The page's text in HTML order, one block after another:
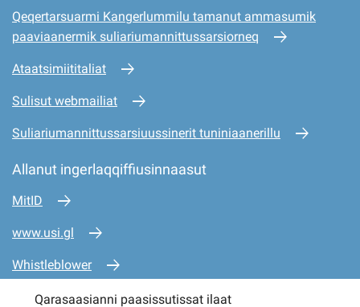
Qeqertarsuarmi Kangerlummilu tamanut ammasumik
paaviaanermik suliariumannittussarsiorneq
Ataatsimiititaliat
Sulisut webmailiat
Suliariumannittussarsiuussinerit tuniniaanerillu
Allanut ingerlaqqiffiusinnaasut
MitID
www.usi.gl
Whistleblower
www.mio.gl
Qarasaasianni paasissutissat ilaat